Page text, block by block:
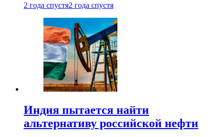
2 года спустя2 года спустя
Индия пытается найти
альтернативу российской нефти